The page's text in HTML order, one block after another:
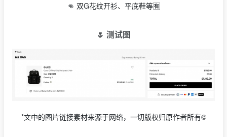
👊 双G花纹开衫、平底鞋等🈶
🌷 测试图
*文中的图片链接素材来源于网络，一切版权归原作者所有©